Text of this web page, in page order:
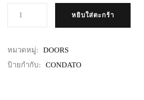
ว
B
A
หยิบใส่ตะกร้า
หมวดหมู่:
DOORS
ป้ายกำกับ:
CONDATO